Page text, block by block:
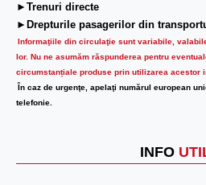
►Trenuri directe
►Drepturile pasagerilor din
Informaţiile din circulaţie sunt variabile,
lor. Nu ne asumăm răspunderea pentru
circumstanțiale produse prin utilizarea acestor
În caz de urgenţe, apelaţi numărul european
telefonie.
INFO